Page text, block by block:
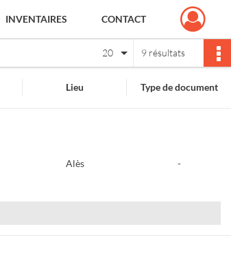
INVENTAIRES CONTACT
9 résultats
20
Lieu Type de document
Alès -